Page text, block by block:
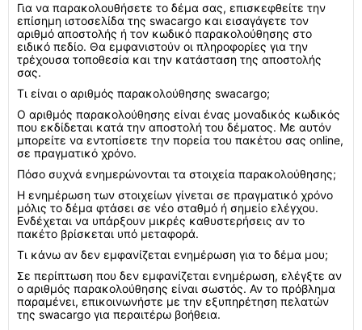
Για να παρακολουθήσετε το δέμα σας, επισκεφθείτε την
επίσημη ιστοσελίδα της swacargo και εισαγάγετε τον
αριθμό αποστολής ή τον κωδικό παρακολούθησης στο
ειδικό πεδίο. Θα εμφανιστούν οι πληροφορίες για την
τρέχουσα τοποθεσία και την κατάσταση της αποστολής
σας.
Τι είναι ο αριθμός παρακολούθησης swacargo;
Ο αριθμός παρακολούθησης είναι ένας μοναδικός κωδικός
που εκδίδεται κατά την αποστολή του δέματος. Με αυτόν
μπορείτε να εντοπίσετε την πορεία του πακέτου σας online,
σε πραγματικό χρόνο.
Πόσο συχνά ενημερώνονται τα στοιχεία παρακολούθησης;
Η ενημέρωση των στοιχείων γίνεται σε πραγματικό χρόνο
μόλις το δέμα φτάσει σε νέο σταθμό ή σημείο ελέγχου.
Ενδέχεται να υπάρξουν μικρές καθυστερήσεις αν το
πακέτο βρίσκεται υπό μεταφορά.
Τι κάνω αν δεν εμφανίζεται ενημέρωση για το δέμα μου;
Σε περίπτωση που δεν εμφανίζεται ενημέρωση, ελέγξτε αν
ο αριθμός παρακολούθησης είναι σωστός. Αν το πρόβλημα
παραμένει, επικοινωνήστε με την εξυπηρέτηση πελατών
της swacargo για περαιτέρω βοήθεια.